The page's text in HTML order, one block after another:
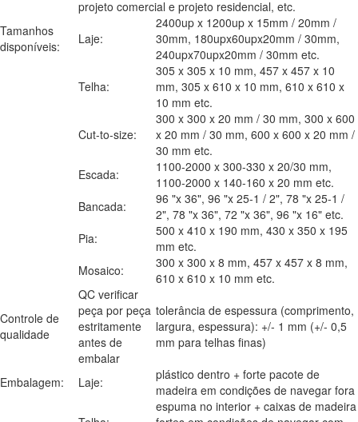
projeto comercial e projeto residencial, etc.
Tamanhos
disponíveis:
Laje:
2400up x 1200up x 15mm / 20mm /
30mm, 180upx60upx20mm / 30mm,
240upx70upx20mm / 30mm etc.
Telha:
305 x 305 x 10 mm, 457 x 457 x 10
mm, 305 x 610 x 10 mm, 610 x 610 x
10 mm etc.
Cut-to-size:
300 x 300 x 20 mm / 30 mm, 300 x 600
x 20 mm / 30 mm, 600 x 600 x 20 mm /
30 mm etc.
Escada:
1100-2000 x 300-330 x 20/30 mm,
1100-2000 x 140-160 x 20 mm etc.
Bancada:
96 "x 36", 96 "x 25-1 / 2", 78 "x 25-1 /
2", 78 "x 36", 72 "x 36", 96 "x 16" etc.
Pia:
500 x 410 x 190 mm, 430 x 350 x 195
mm etc.
Mosaico:
300 x 300 x 8 mm, 457 x 457 x 8 mm,
610 x 610 x 10 mm etc.
Controle de
qualidade
QC verificar
peça por peça
estritamente
antes de
embalar
tolerância de espessura (comprimento,
largura, espessura): +/- 1 mm (+/- 0,5
mm para telhas finas)
Embalagem: Laje:
plástico dentro + forte pacote de
madeira em condições de navegar fora
espuma no interior + caixas de madeira